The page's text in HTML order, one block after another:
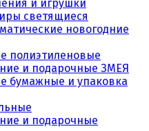
и игрушки
светящиеся
новогодние
полиэтиленовые
и подарочные ЗМЕЯ
бумажные и упаковка
и подарочные